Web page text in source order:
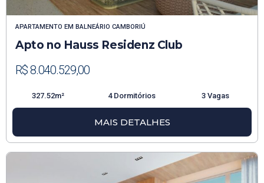
APARTAMENTO EM BALNEÁRIO CAMBORIÚ
Apto no Hauss Residenz Club
R$ 8.040.529,00
327.52m² 4 Dormitórios 3 Vagas
MAIS DETALHES